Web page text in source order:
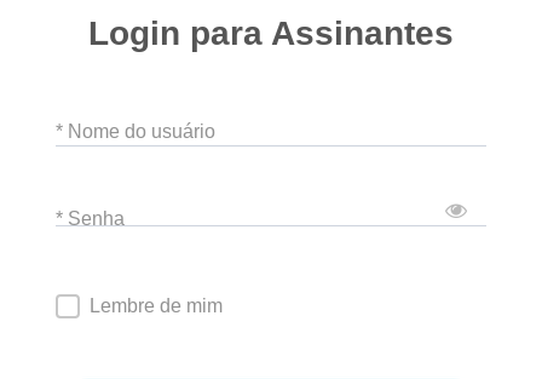
Login para Assinantes
* Nome do usuário
* Senha
Lembre de mim